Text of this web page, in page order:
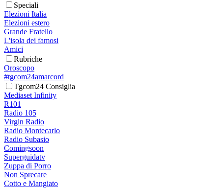
Speciali
Elezioni Italia
Elezioni estero
Grande Fratello
L'isola dei famosi
Amici
Rubriche
Oroscopo
#tgcom24amarcord
Tgcom24 Consiglia
Mediaset Infinity
R101
Radio 105
Virgin Radio
Radio Montecarlo
Radio Subasio
Comingsoon
Superguidatv
Zuppa di Porro
Non Sprecare
Cotto e Mangiato